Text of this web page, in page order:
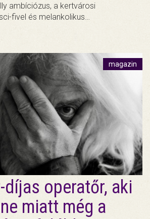
ambíciózus, a kertvárosi
fivel és melankolikus…
magazin
díjas operatőr, aki
miatt még a